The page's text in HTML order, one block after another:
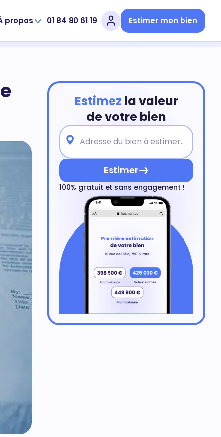
propos 01 84 80 61 19 Estimer mon bien
Estimez la valeur
de votre bien
Estimer
100% gratuit et sans engagement !